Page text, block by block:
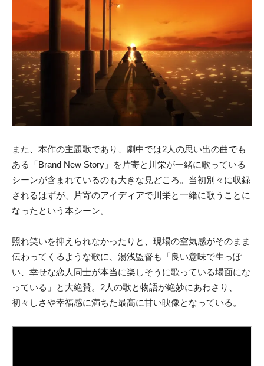
また、本作の主題歌であり、劇中では2人の思い出の曲でも
ある「Brand New Story」を片寄と川栄が一緒に歌っている
シーンが含まれているのも大きな見どころ。当初別々に収録
されるはずが、片寄のアイディアで川栄と一緒に歌うことに
なったという本シーン。
照れ笑いを抑えられなかったりと、現場の空気感がそのまま
伝わってくるような歌に、湯浅監督も「良い意味で生っぽ
い、幸せな恋人同士が本当に楽しそうに歌っている場面にな
っている」と大絶賛。2人の歌と物語が絶妙にあわさり、
初々しさや幸福感に満ちた最高に甘い映像となっている。